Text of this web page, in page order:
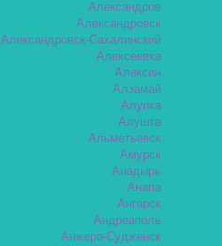
Александров
Александровск
Александровск-Сахалинский
Алексеевка
Алексин
Алзамай
Алупка
Алушта
Альметьевск
Амурск
Анадырь
Анапа
Ангарск
Андреаполь
Анжеро-Судженск